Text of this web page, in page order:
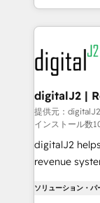
to help them
using HubSpot (the
learn more!
webdesign. Markentive is both a consulting firm, a
digital
experts in
CRM and
customers).
digitalJ2 |
提供元：
インストール数
digitalJ2
revenue
Partner, we
ソリューション・パ